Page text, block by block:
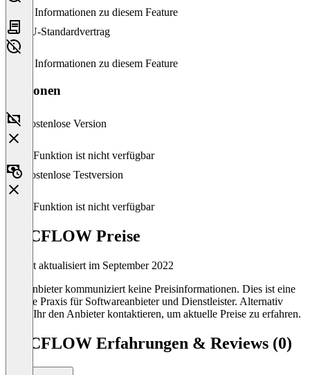
Keine Informationen zu diesem Feature
EU-Standardvertrag
Keine Informationen zu diesem Feature
Versionen
Kostenlose Version
Diese Funktion ist nicht verfügbar
Kostenlose Testversion
Diese Funktion ist nicht verfügbar
ARCFLOW Preise
Zuletzt aktualisiert im September 2022
Der Anbieter kommuniziert keine Preisinformationen. Dies ist eine
übliche Praxis für Softwareanbieter und Dienstleister. Alternativ
könnt Ihr den Anbieter kontaktieren, um aktuelle Preise zu erfahren.
ARCFLOW Erfahrungen & Reviews (0)